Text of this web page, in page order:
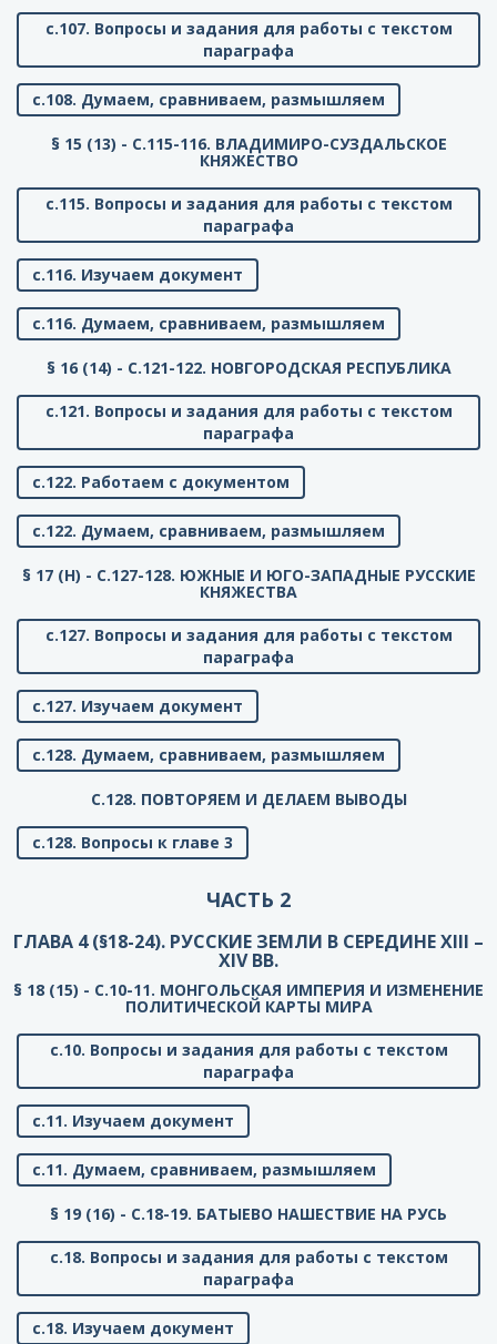
с.107. Вопросы и задания для работы с текстом
параграфа
с.108. Думаем, сравниваем, размышляем
§ 15 (13) - C.115-116. ВЛАДИМИРО-СУЗДАЛЬСКОЕ
КНЯЖЕСТВО
с.115. Вопросы и задания для работы с текстом
параграфа
с.116. Изучаем документ
с.116. Думаем, сравниваем, размышляем
§ 16 (14) - C.121-122. НОВГОРОДСКАЯ РЕСПУБЛИКА
с.121. Вопросы и задания для работы с текстом
параграфа
с.122. Работаем с документом
с.122. Думаем, сравниваем, размышляем
§ 17 (Н) - C.127-128. ЮЖНЫЕ И ЮГО-ЗАПАДНЫЕ РУССКИЕ
КНЯЖЕСТВА
с.127. Вопросы и задания для работы с текстом
параграфа
с.127. Изучаем документ
с.128. Думаем, сравниваем, размышляем
C.128. ПОВТОРЯЕМ И ДЕЛАЕМ ВЫВОДЫ
с.128. Вопросы к главе 3
ЧАСТЬ 2
ГЛАВА 4 (§18-24). РУССКИЕ ЗЕМЛИ В СЕРЕДИНЕ XIII –
XIV ВВ.
§ 18 (15) - C.10-11. МОНГОЛЬСКАЯ ИМПЕРИЯ И ИЗМЕНЕНИЕ
ПОЛИТИЧЕСКОЙ КАРТЫ МИРА
с.10. Вопросы и задания для работы с текстом
параграфа
с.11. Изучаем документ
с.11. Думаем, сравниваем, размышляем
§ 19 (16) - C.18-19. БАТЫЕВО НАШЕСТВИЕ НА РУСЬ
с.18. Вопросы и задания для работы с текстом
параграфа
с.18. Изучаем документ